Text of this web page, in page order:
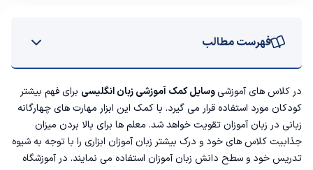
فهرست مطالب
ابزارهای مورد نیاز آموزش زبان انگلیسی
ماژیک
کتاب ها و روزنامه ها
در کلاس های آموزشیوسایل کمک آموزشی زبان انگلیسی برای فهم بیشتر
کودکان مورد استفاده قرار می گیرد. با کمک این ابزار مهارت های چهارگانه
زبانی در زبان آموزان تقویت خواهد شد. معلم ها برای بالا بردن میزان
جذابیت کلاس های خود و درک بیشتر زبان آموزان ابزاری را با توجه به شیوه
تدریس خود و سطح دانش زبان آموزان استفاده می نمایند‌‌. درآموزشگاه